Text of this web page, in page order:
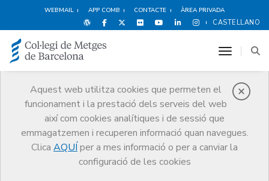
WEBMAIL APP COMB CONTACTE ÀREA PRIVADA
CASTELLANO
Aquest web utilitza cookies que permeten el
funcionament i la prestació dels serveis del web
així com cookies analítiques i de sessió que
emmagatzemen i recuperen informació quan navegues.
Clica AQUÍ per a mes informació o per a canviar la
configuració de les cookies
toggle
Premis
Premis Guardonat Edició 2008